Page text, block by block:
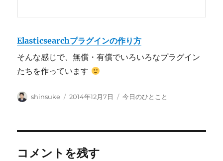
Elasticsearchプラグインの作り方
そんな感じで、無償・有償でいろいろなプラグイン
たちを作っています
投
shinsuke
投
2014年12月7日
カ
今日のひとこと
コメントを残す